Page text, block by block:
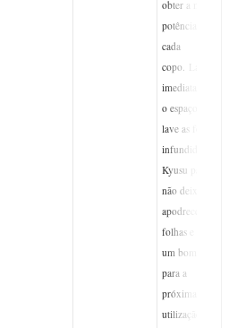
obter a mesma
potência em
cada
copo. Lave
imediatamente
o espaço e
lave as folhas
infundidas no
Kyusu para
não deixar
apodrecer em
folhas e obter
um bom sabor
para a
próxima
utilização.